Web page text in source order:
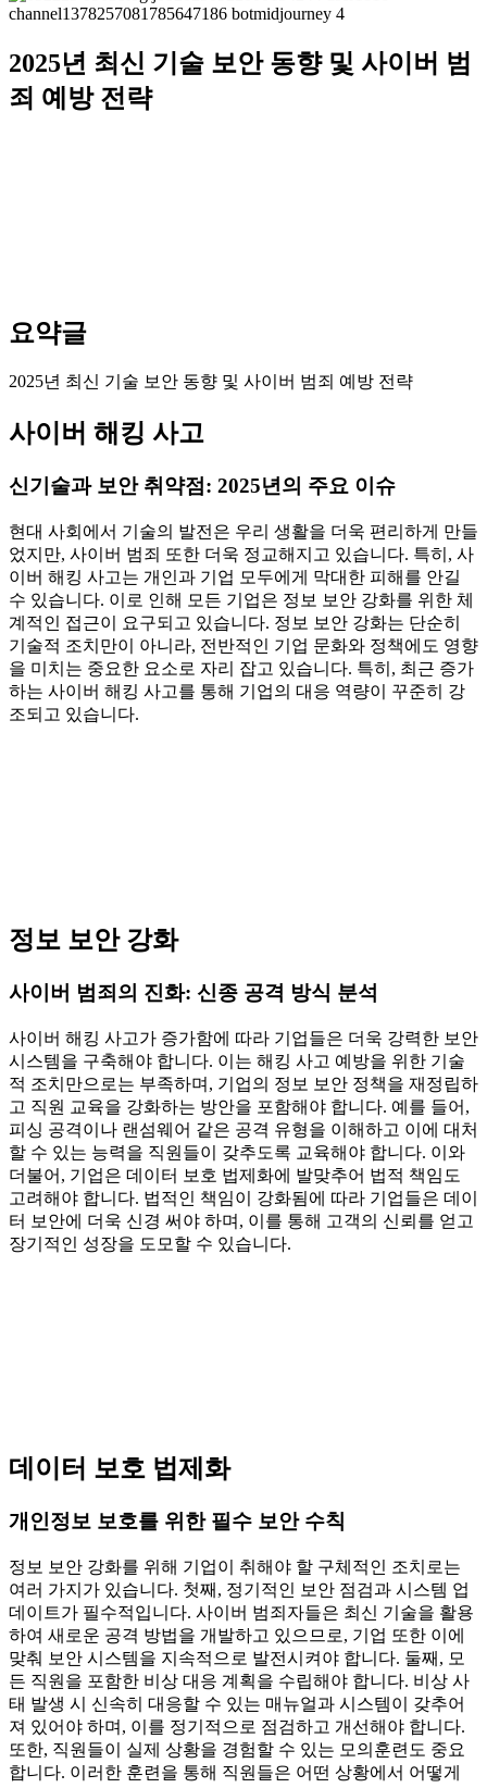
2025년 최신 기술 보안 동향 및 사이버 범
죄 예방 전략
요약글
2025년 최신 기술 보안 동향 및 사이버 범죄 예방 전략
사이버 해킹 사고
신기술과 보안 취약점: 2025년의 주요 이슈
현대 사회에서 기술의 발전은 우리 생활을 더욱 편리하게 만들
었지만, 사이버 범죄 또한 더욱 정교해지고 있습니다. 특히, 사
이버 해킹 사고는 개인과 기업 모두에게 막대한 피해를 안길
수 있습니다. 이로 인해 모든 기업은 정보 보안 강화를 위한 체
계적인 접근이 요구되고 있습니다. 정보 보안 강화는 단순히
기술적 조치만이 아니라, 전반적인 기업 문화와 정책에도 영향
을 미치는 중요한 요소로 자리 잡고 있습니다. 특히, 최근 증가
하는 사이버 해킹 사고를 통해 기업의 대응 역량이 꾸준히 강
조되고 있습니다.
정보 보안 강화
사이버 범죄의 진화: 신종 공격 방식 분석
사이버 해킹 사고가 증가함에 따라 기업들은 더욱 강력한 보안
시스템을 구축해야 합니다. 이는 해킹 사고 예방을 위한 기술
적 조치만으로는 부족하며, 기업의 정보 보안 정책을 재정립하
고 직원 교육을 강화하는 방안을 포함해야 합니다. 예를 들어,
피싱 공격이나 랜섬웨어 같은 공격 유형을 이해하고 이에 대처
할 수 있는 능력을 직원들이 갖추도록 교육해야 합니다. 이와
더불어, 기업은 데이터 보호 법제화에 발맞추어 법적 책임도
고려해야 합니다. 법적인 책임이 강화됨에 따라 기업들은 데이
터 보안에 더욱 신경 써야 하며, 이를 통해 고객의 신뢰를 얻고
장기적인 성장을 도모할 수 있습니다.
데이터 보호 법제화
개인정보 보호를 위한 필수 보안 수칙
정보 보안 강화를 위해 기업이 취해야 할 구체적인 조치로는
여러 가지가 있습니다. 첫째, 정기적인 보안 점검과 시스템 업
데이트가 필수적입니다. 사이버 범죄자들은 최신 기술을 활용
하여 새로운 공격 방법을 개발하고 있으므로, 기업 또한 이에
맞춰 보안 시스템을 지속적으로 발전시켜야 합니다. 둘째, 모
든 직원을 포함한 비상 대응 계획을 수립해야 합니다. 비상 사
태 발생 시 신속히 대응할 수 있는 매뉴얼과 시스템이 갖추어
져 있어야 하며, 이를 정기적으로 점검하고 개선해야 합니다.
또한, 직원들이 실제 상황을 경험할 수 있는 모의훈련도 중요
합니다. 이러한 훈련을 통해 직원들은 어떤 상황에서 어떻게